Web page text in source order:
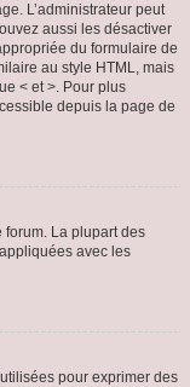
L’administrateur peut
aussi les désactiver
du formulaire de
au style HTML, mais
< et >. Pour plus
depuis la page de
forum. La plupart des
avec les
pour exprimer des